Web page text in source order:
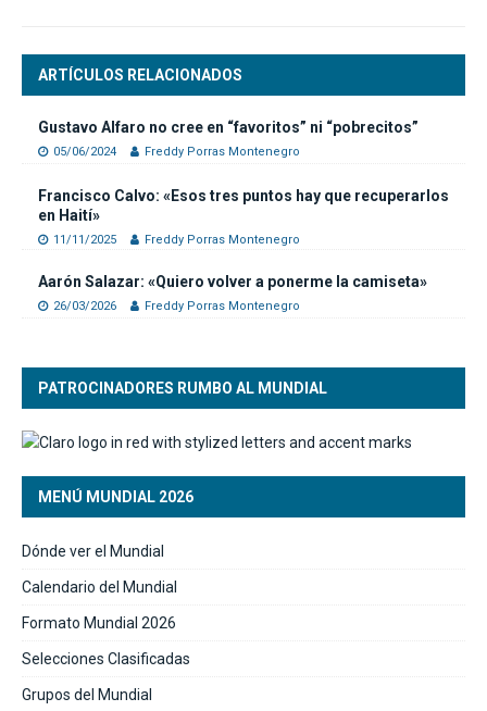
ARTÍCULOS RELACIONADOS
Gustavo Alfaro no cree en “favoritos” ni “pobrecitos”
05/06/2024 Freddy Porras Montenegro
Francisco Calvo: «Esos tres puntos hay que recuperarlos
en Haití»
11/11/2025 Freddy Porras Montenegro
Aarón Salazar: «Quiero volver a ponerme la camiseta»
26/03/2026 Freddy Porras Montenegro
PATROCINADORES RUMBO AL MUNDIAL
MENÚ MUNDIAL 2026
Dónde ver el Mundial
Calendario del Mundial
Formato Mundial 2026
Selecciones Clasificadas
Grupos del Mundial